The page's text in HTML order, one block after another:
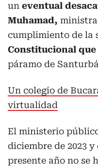
un eventual
Muhamad, ministra
cumplimiento de la
Constitucional
páramo de
Un colegio de
virtualidad
El ministerio
diciembre de 2023 y
presente año no se